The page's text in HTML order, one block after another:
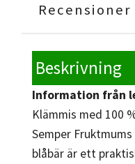
Recensioner
Beskrivning
Information från
Klämmis med 100
Semper
blåbär är ett